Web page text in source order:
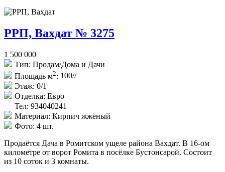
РРП, Вахдат № 3275
1 500 000
Тип: Продам/Дома и Дачи
Площадь м2: 100//
Этаж: 0/1
Отделка: Евро
Тел: 934040241
Материал: Кирпич жжёный
Фото: 4 шт.
Продаётся Дача в Ромитском ущеле района Вахдат. В 16-ом
километре от ворот Ромита в посёлке Бустонсарой. Состоит
из 10 соток и 3 комнаты.